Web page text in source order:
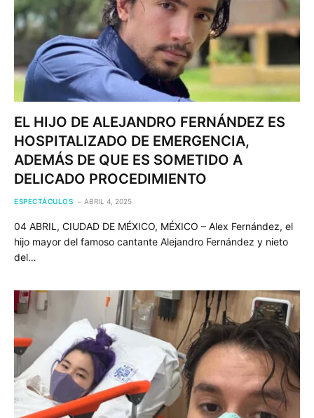
EL HIJO DE ALEJANDRO FERNÁNDEZ ES
HOSPITALIZADO DE EMERGENCIA,
ADEMÁS DE QUE ES SOMETIDO A
DELICADO PROCEDIMIENTO
ESPECTÁCULOS ABRIL 4, 2025
04 ABRIL, CIUDAD DE MÉXICO, MÉXICO – Alex Fernández, el
hijo mayor del famoso cantante Alejandro Fernández y nieto
del…